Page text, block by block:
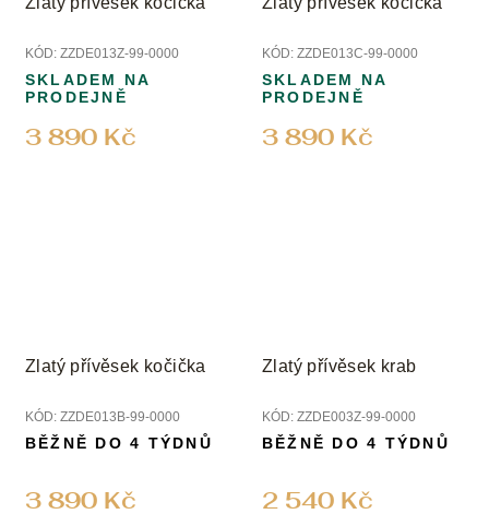
KÓD: ZZDE013Z-99-0000
3 890 Kč
SKLADEM NA
PRODEJNĚ
KÓD: ZZDE013C-99-0000
3 890 Kč
SKLADEM NA
PRODEJNĚ
Zlatý přívěsek kočička
KÓD: ZZDE013B-99-0000
3 890 Kč
BĚŽNĚ DO 4 TÝDNŮ
Zlatý přívěsek krab
KÓD: ZZDE003Z-99-0000
2 540 Kč
BĚŽNĚ DO 4 TÝDNŮ